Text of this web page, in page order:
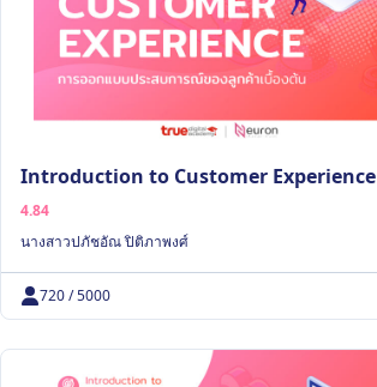
Introduction to Customer Experience
4.84
นางสาวปภัชอัณ ปิติภาพงศ์
720 / 5000